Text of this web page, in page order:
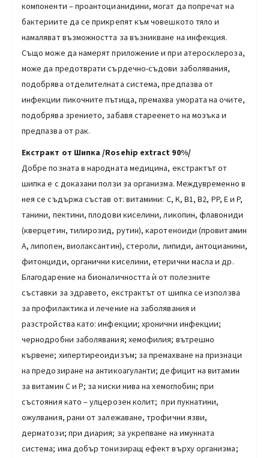
компоненти – проантоцианидини, могат да попречат на
бактериите да се прикрепят към човешкото тяло и
намаляват възможността за възникване на инфекция.
Също може да намерят приложение и при атеросклероза,
може да предотврати сърдечно-съдови заболявания,
подобрява отделителната система, предпазва от
инфекции пикочните пътища, премахва умората на очите,
подобрява зрението, забавя стареенето на мозъка и
предпазва от рак.
Екстракт от Шипка /Rosehip еxtract 90%/
Добре позната в народната медицина, екстрактът от
шипка е с доказани ползи за организма. Междувременно в
нея се съдържа състав от: витамини: C, K, B1, B2, PP, E и P,
танини, пектини, плодови киселини, ликопин, флавониди
(кверцетин, тилирозид, рутин), каротеноиди (провитамин
А, липопен, виолаксантин), стероли, липиди, антоцианини,
фитонциди, органични киселини, етерични масла и др.
Благодарение на бионаличността ѝ от полезните
съставки за здравето, екстрактът от шипка се използва
за профилактика и лечение на заболявания и
разстройства като: инфекции; хронични инфекции;
чернодробни заболявания; хемофилия; вътрешно
кървене; хипертиреоидизъм; за премахване на признаци
на предозиране на антикоагуланти; дефицит на витамин
за витамин С и Р; за ниски нива на хемоглобин; при
състояния като – улцерозен колит; при пукнатини,
ожулвания, рани от залежаване, трофични язви,
дерматози; при диария; за укрепване на имунната
система; има добър тонизиращ ефект върху организма;